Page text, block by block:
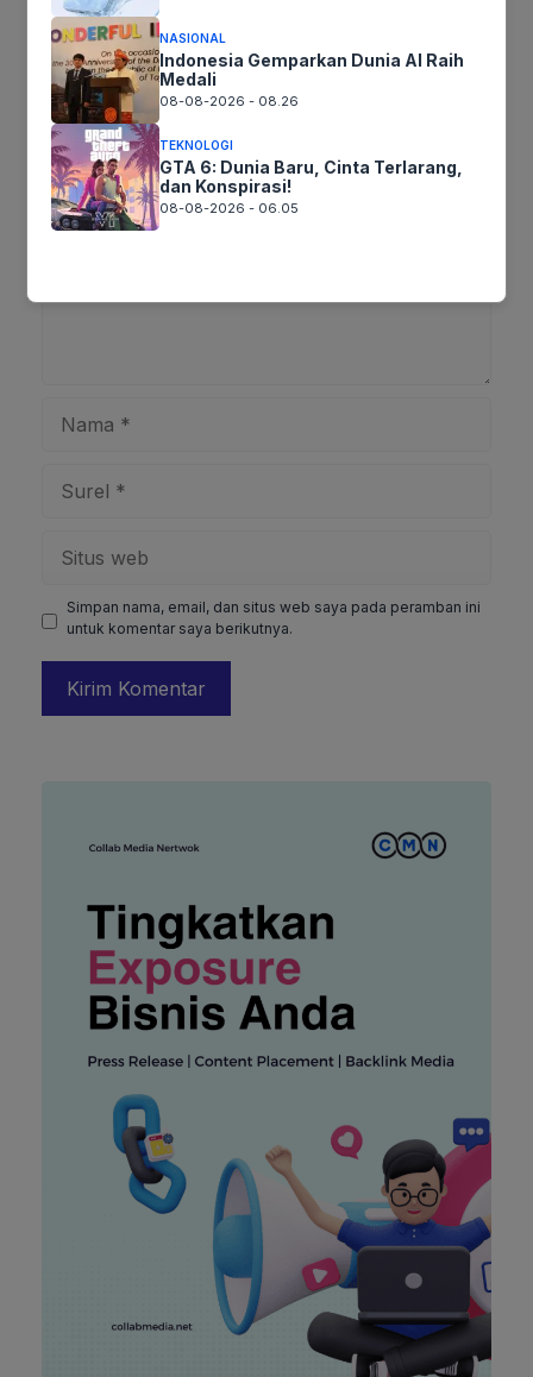
Tinggalkan komentar
Komentar
web
Simpan nama, email, dan situs web saya pada peramban ini
untuk komentar saya berikutnya.
NASIONAL
Indonesia Gemparkan Dunia AI Raih
Medali
08-08-2026 - 08.26
TEKNOLOGI
GTA 6: Dunia Baru, Cinta Terlarang,
dan Konspirasi!
08-08-2026 - 06.05